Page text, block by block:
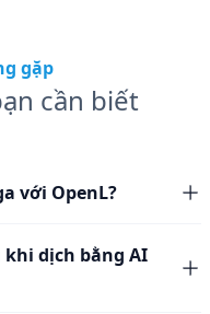
gặp
cần biết
với OpenL?
dịch bằng AI